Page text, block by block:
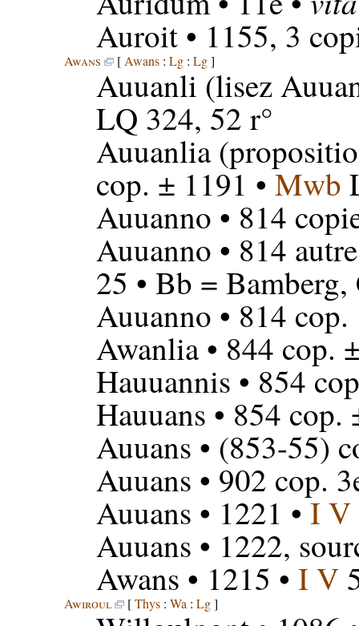
Auroit• 1155, 3
Awans [ Awans: Lg: Lg]
Auuanli (lisez
LQ 324, 52 r°
Auuanlia
cop. ± 1191 •Mwb
Auuanno • 814
Auuanno • 814
25 • Bb =
Auuanno • 814
Awanlia• 844 cop.
Hauuannis • 854
Hauuans • 854 cop.
Auuans • (853-55)
Auuans • 902 cop.
Auuans • 1221 •I V
Auuans • 1222,
Awans • 1215 • I V
Awiroul [Thys: Wa : Lg]